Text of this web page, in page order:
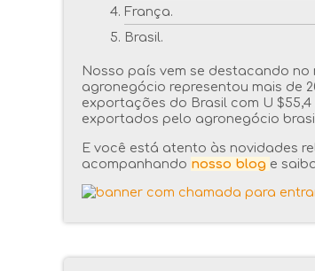
França.
Brasil.
Nosso país vem se destacando no
agronegócio representou mais de
exportações do Brasil com U
exportados pelo agronegócio
E você está atento às novidades
acompanhando nosso blog e